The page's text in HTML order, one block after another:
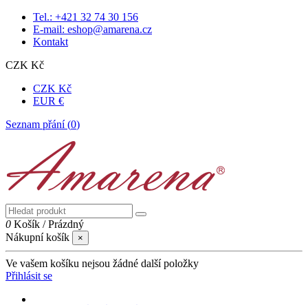
Tel.: +421 32 74 30 156
E-mail: eshop@amarena.cz
Kontakt
CZK Kč
CZK Kč
EUR €
Seznam přání (0)
0 Košík /Prázdný
Nákupní košík
×
Ve vašem košíku nejsou žádné další položky
Přihlásit se